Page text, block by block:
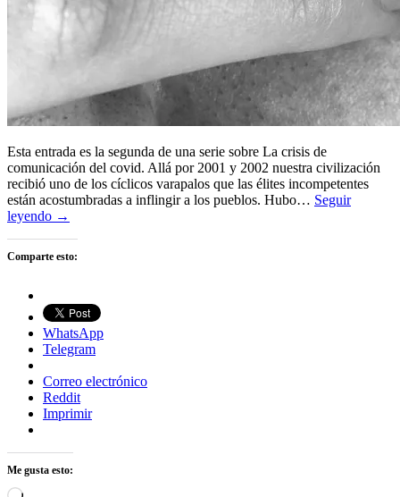
Esta entrada es la segunda de una serie sobre La crisis de
comunicación del covid. Allá por 2001 y 2002 nuestra civilización
recibió uno de los cíclicos varapalos que las élites incompetentes
están acostumbradas a inflingir a los pueblos. Hubo… Seguir
leyendo →
Comparte esto:
WhatsApp
Telegram
Correo electrónico
Reddit
Imprimir
Me gusta esto: